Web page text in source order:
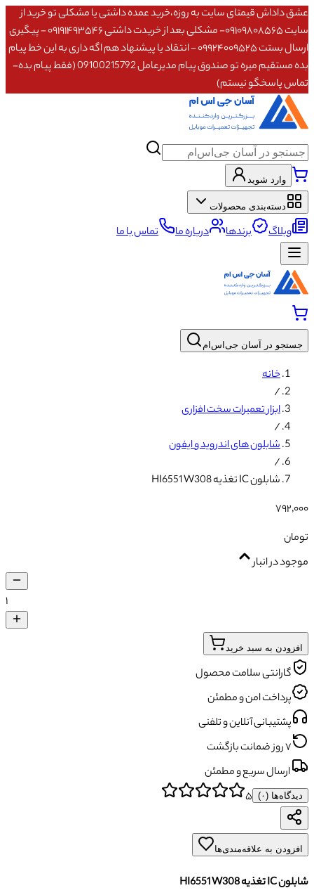
عشق داداش قیمتای سایت به روزه،خرید عمده داشتی یا مشکلی تو خرید از
سایت ۰۹۱۰۹۸۰۸۵۶۵- مشکلی بعد از خریدت داشتی ۰۹۱۹۱۴۹۳۵۴۶ - پیگیری
ارسال بستت ۰۹۹۲۴۰۰۹۵۲۵ - انتقاد یا پیشنهاد هم اگه داری به این خط پیام
بده مستقیم میره تو صندوق پیام مدیرعامل 09100215792 (فقط پیام بده-
تماس پاسخگو نیستم)
وارد شوید
دسته‌بندی محصولات
وبلاگ برندها درباره ما تماس با ما
جستجو در آسان جی‌اس‌ام
خانه
/
ابزار تعمیرات سخت افزاری
/
شابلون های اندروید و ایفون
/
شابلون IC تغذیه HI6551 W308
۷۹۲٬۰۰۰
تومان
موجود در انبار
۱
افزودن به سبد خرید
گارانتی سلامت محصول
پرداخت امن و مطمئن
پشتیبانی آنلاین و تلفنی
۷ روز ضمانت بازگشت
ارسال سریع و مطمئن
دیدگاه‌ها (۰) ۵
افزودن به علاقه‌مندی‌ها
شابلون IC تغذیه HI6551 W308